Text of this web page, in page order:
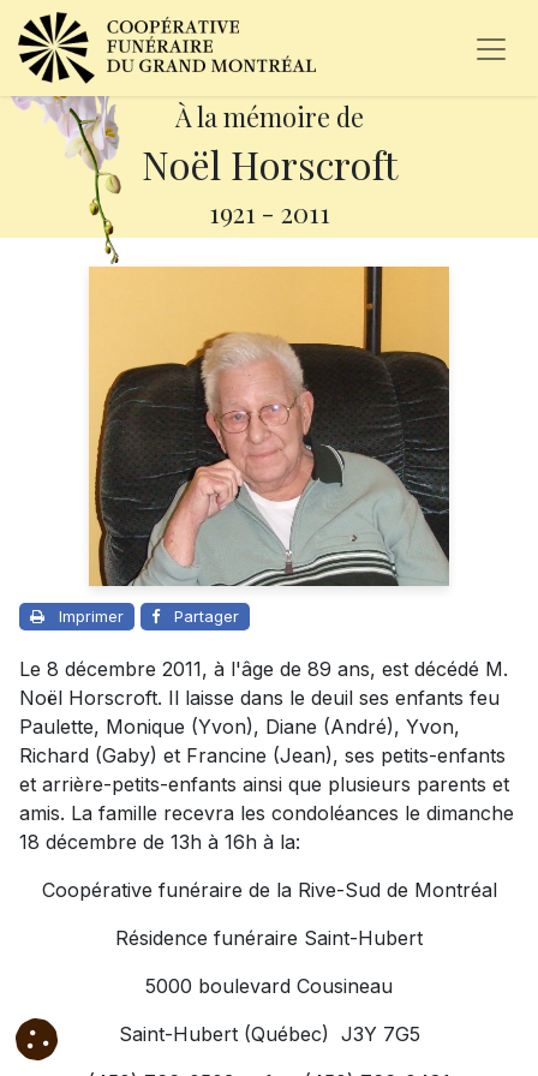
À la mémoire de
Noël Horscroft
1921 - 2011
Imprimer Partager
Le 8 décembre 2011, à l'âge de 89 ans, est décédé M.
Noël Horscroft. Il laisse dans le deuil ses enfants feu
Paulette, Monique (Yvon), Diane (André), Yvon,
Richard (Gaby) et Francine (Jean), ses petits-enfants
et arrière-petits-enfants ainsi que plusieurs parents et
amis. La famille recevra les condoléances le dimanche
18 décembre de 13h à 16h à la:
Coopérative funéraire de la Rive-Sud de Montréal
Résidence funéraire Saint-Hubert
5000 boulevard Cousineau
Saint-Hubert (Québec) J3Y 7G5